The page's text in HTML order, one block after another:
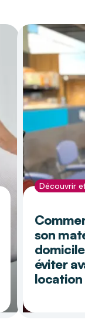
Découvrir
son
éviter
location